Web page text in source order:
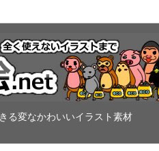
る変なかわいいイラスト素材